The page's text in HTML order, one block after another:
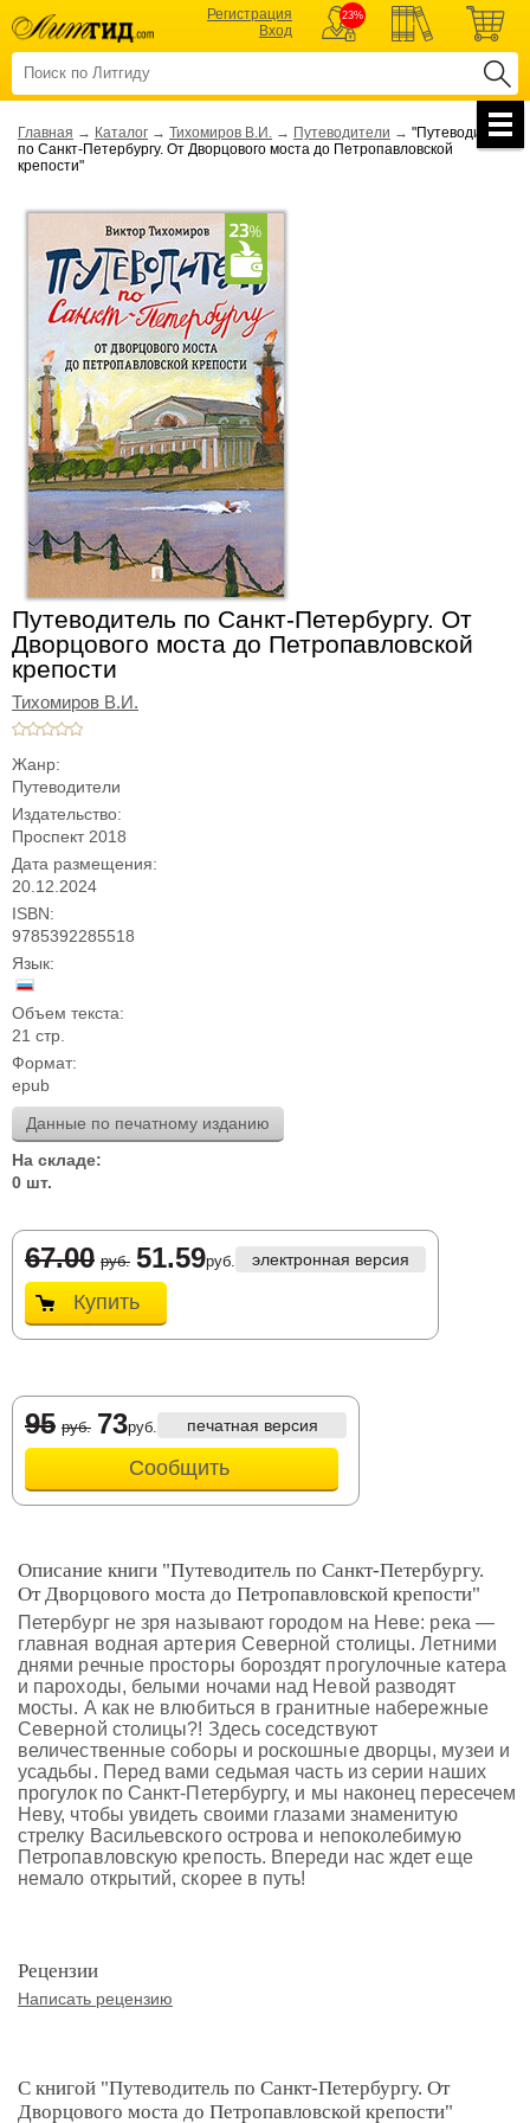
Регистрация
Вход
23%
Главная → Каталог → Тихомиров В.И. → Путеводители → "Путеводитель
по Санкт-Петербургу. От Дворцового моста до Петропавловской
крепости"
Путеводитель по Санкт-Петербургу. От
Дворцового моста до Петропавловской
крепости
Тихомиров В.И.
Жанр:
Путеводители
Издательство:
Проспект 2018
Дата размещения:
20.12.2024
ISBN:
9785392285518
Язык:
Объем текста:
21 стр.
Формат:
epub
Данные по печатному изданию
На складе:
0 шт.
67.00 руб. 51.59руб. электронная версия
Купить
95 руб. 73руб. печатная версия
Сообщить
Описание книги "Путеводитель по Санкт-Петербургу.
От Дворцового моста до Петропавловской крепости"
Петербург не зря называют городом на Неве: река —
главная водная артерия Северной столицы. Летними
днями речные просторы бороздят прогулочные катера
и пароходы, белыми ночами над Невой разводят
мосты. А как не влюбиться в гранитные набережные
Северной столицы?! Здесь соседствуют
величественные соборы и роскошные дворцы, музеи и
усадьбы. Перед вами седьмая часть из серии наших
прогулок по Санкт-Петербургу, и мы наконец пересечем
Неву, чтобы увидеть своими глазами знаменитую
стрелку Васильевского острова и непоколебимую
Петропавловскую крепость. Впереди нас ждет еще
немало открытий, скорее в путь!
Рецензии
Написать рецензию
С книгой "Путеводитель по Санкт-Петербургу. От
Дворцового моста до Петропавловской крепости"